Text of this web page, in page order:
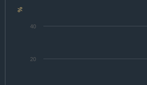
%
20
40